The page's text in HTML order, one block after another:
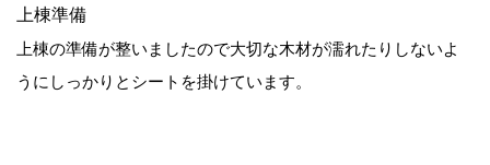
上棟準備
上棟の準備が整いましたので大切な木材が濡れたりしないよ
うにしっかりとシートを掛けています。